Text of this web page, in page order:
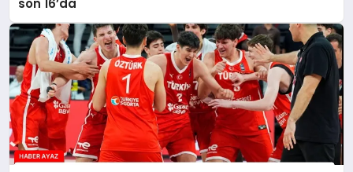
son 16’da